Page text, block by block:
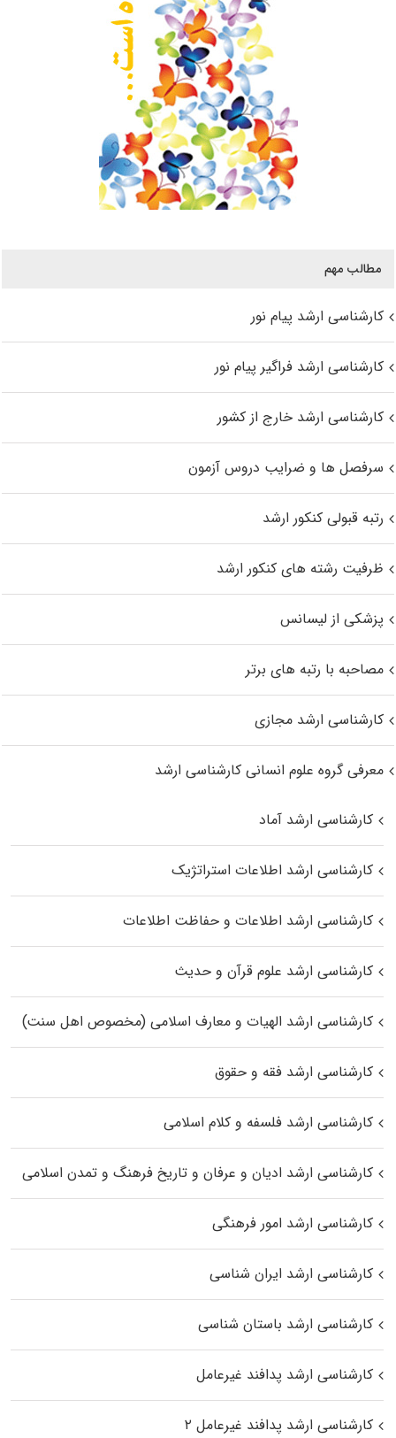
مطالب مهم
کارشناسی ارشد پیام نور
کارشناسی ارشد فراگیر پیام نور
کارشناسی ارشد خارج از کشور
سرفصل ها و ضرایب دروس آزمون
رتبه قبولی کنکور ارشد
ظرفیت رشته های کنکور ارشد
پزشکی از لیسانس
مصاحبه با رتبه های برتر
کارشناسی ارشد مجازی
معرفی گروه علوم انسانی کارشناسی ارشد
کارشناسی ارشد آماد
کارشناسی ارشد اطلاعات استراتژیک
کارشناسی ارشد اطلاعات و حفاظت اطلاعات
کارشناسی ارشد علوم قرآن و حدیث
کارشناسی ارشد الهیات و معارف اسلامی (مخصوص اهل سنت)
کارشناسی ارشد فقه و حقوق
کارشناسی ارشد فلسفه و کلام اسلامی
کارشناسی ارشد ادیان و عرفان و تاریخ فرهنگ و تمدن اسلامی
کارشناسی ارشد امور فرهنگی
کارشناسی ارشد ایران شناسی
کارشناسی ارشد باستان شناسی
کارشناسی ارشد پدافند غیرعامل
کارشناسی ارشد پدافند غیرعامل ۲